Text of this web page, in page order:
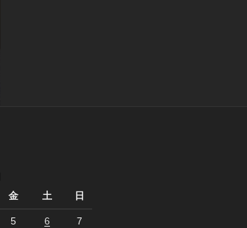
金 土 日
5 6 7